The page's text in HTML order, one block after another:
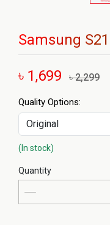
Samsung
৳ 1,699 ৳ 2,299
Quality Options:
(In stock)
Quantity